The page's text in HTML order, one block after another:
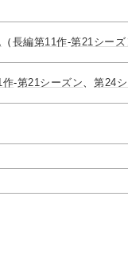
（ 長編第11作-第21シーズ
作-第21シーズン 第24